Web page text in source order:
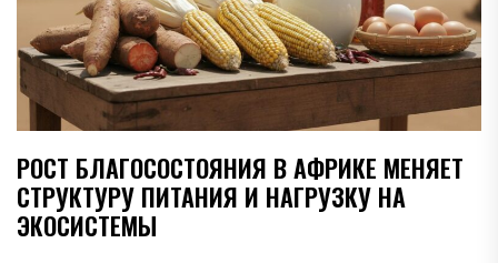
РОСТ БЛАГОСОСТОЯНИЯ В АФРИКЕ МЕНЯЕТ
СТРУКТУРУ ПИТАНИЯ И НАГРУЗКУ НА
ЭКОСИСТЕМЫ